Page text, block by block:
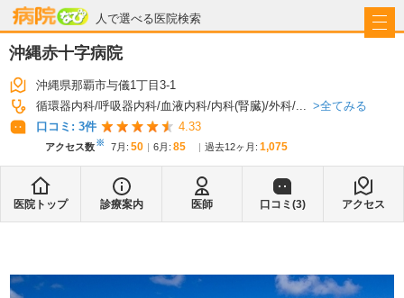
人で選べる医院検索
病院なび
沖縄赤十字病院
沖縄県那覇市与儀1丁目3-1
循環器内科 呼吸器内科 血液内科 内科(腎臓) 外科 ...
全てみる
口コミ: 3件 4.33
アクセス数※ 7月 : 50 6月 : 85 過去12ヶ月: 1,075
医院トップ 診療案内 医師 口コミ(3) アクセス